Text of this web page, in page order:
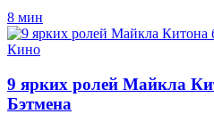
8 мин
Кино
9 ярких ролей Майкла
Бэтмена